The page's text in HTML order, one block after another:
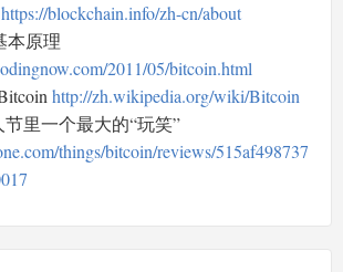
https://blockchain.info/zh-cn/about
本原理
2011/05/bitcoin.html
http://zh.wikipedia.org/wiki/Bitcoin
节里一个最大的“玩笑”
things/bitcoin/reviews/515af498737